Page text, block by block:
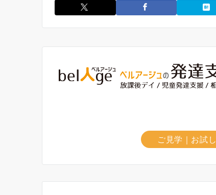
ご見学｜お試